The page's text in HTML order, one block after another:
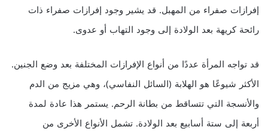
إفرازات صفراء من المهبل. قد يشير وجود إفرازات صفراء ذات
رائحة كريهة بعد الولادة إلى وجود التهاب أو عدوى.
قد تواجه المرأة عددًا من أنواع الإفرازات المختلفة بعد وضع الجنين.
الأكثر شيوعًا هو الهلابة (السائل النفاسي)، وهي مزيج من الدم
والأنسجة التي تتساقط من بطانة الرحم. يستمر هذا عادة لمدة
أربعة إلى ستة أسابيع بعد الولادة. تشمل الأنواع الأخرى من